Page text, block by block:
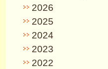
2026
2025
2024
2023
2022